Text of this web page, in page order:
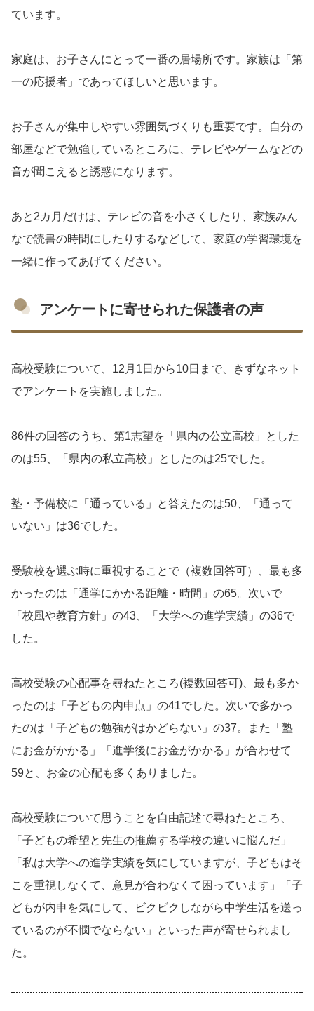
ています。
家庭は、お子さんにとって一番の居場所です。家族は「第
一の応援者」であってほしいと思います。
お子さんが集中しやすい雰囲気づくりも重要です。自分の
部屋などで勉強しているところに、テレビやゲームなどの
音が聞こえると誘惑になります。
あと2カ月だけは、テレビの音を小さくしたり、家族みん
なで読書の時間にしたりするなどして、家庭の学習環境を
一緒に作ってあげてください。
アンケートに寄せられた保護者の声
高校受験について、12月1日から10日まで、きずなネット
でアンケートを実施しました。
86件の回答のうち、第1志望を「県内の公立高校」とした
のは55、「県内の私立高校」としたのは25でした。
塾・予備校に「通っている」と答えたのは50、「通って
いない」は36でした。
受験校を選ぶ時に重視することで（複数回答可）、最も多
かったのは「通学にかかる距離・時間」の65。次いで
「校風や教育方針」の43、「大学への進学実績」の36で
した。
高校受験の心配事を尋ねたところ(複数回答可)、最も多か
ったのは「子どもの内申点」の41でした。次いで多かっ
たのは「子どもの勉強がはかどらない」の37。また「塾
にお金がかかる」「進学後にお金がかかる」が合わせて
59と、お金の心配も多くありました。
高校受験について思うことを自由記述で尋ねたところ、
「子どもの希望と先生の推薦する学校の違いに悩んだ」
「私は大学への進学実績を気にしていますが、子どもはそ
こを重視しなくて、意見が合わなくて困っています」「子
どもが内申を気にして、ビクビクしながら中学生活を送っ
ているのが不憫でならない」といった声が寄せられまし
た。